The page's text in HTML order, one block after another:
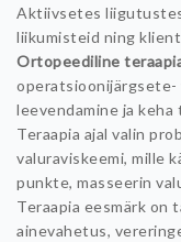
Aktiivsetes
liikumisteid ning
Ortopeediline
leevendamine ja
Teraapia ajal valin
valuraviskeemi, mille
punkte, masseerin
Teraapia eesmärk on
ainevahetus,